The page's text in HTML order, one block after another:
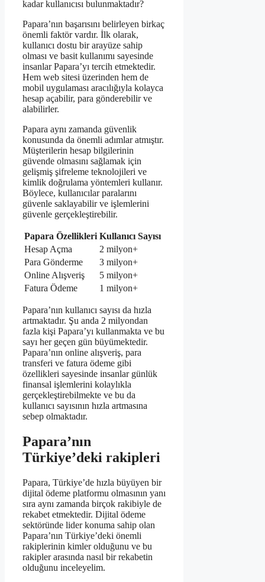
kadar kullanıcısı bulunmaktadır?
Papara’nın başarısını belirleyen birkaç
önemli faktör vardır. İlk olarak,
kullanıcı dostu bir arayüze sahip
olması ve basit kullanımı sayesinde
insanlar Papara’yı tercih etmektedir.
Hem web sitesi üzerinden hem de
mobil uygulaması aracılığıyla kolayca
hesap açabilir, para gönderebilir ve
alabilirler.
Papara aynı zamanda güvenlik
konusunda da önemli adımlar atmıştır.
Müşterilerin hesap bilgilerinin
güvende olmasını sağlamak için
gelişmiş şifreleme teknolojileri ve
kimlik doğrulama yöntemleri kullanır.
Böylece, kullanıcılar paralarını
güvenle saklayabilir ve işlemlerini
güvenle gerçekleştirebilir.
Papara Özellikleri Kullanıcı Sayısı
Hesap Açma
2 milyon+
Para Gönderme
3 milyon+
Online Alışveriş
5 milyon+
Fatura Ödeme
1 milyon+
Papara’nın kullanıcı sayısı da hızla
artmaktadır. Şu anda 2 milyondan
fazla kişi Papara’yı kullanmakta ve bu
sayı her geçen gün büyümektedir.
Papara’nın online alışveriş, para
transferi ve fatura ödeme gibi
özellikleri sayesinde insanlar günlük
finansal işlemlerini kolaylıkla
gerçekleştirebilmekte ve bu da
kullanıcı sayısının hızla artmasına
sebep olmaktadır.
Papara’nın
Türkiye’deki rakipleri
Papara, Türkiye’de hızla büyüyen bir
dijital ödeme platformu olmasının yanı
sıra aynı zamanda birçok rakibiyle de
rekabet etmektedir. Dijital ödeme
sektöründe lider konuma sahip olan
Papara’nın Türkiye’deki önemli
rakiplerinin kimler olduğunu ve bu
rakipler arasında nasıl bir rekabetin
olduğunu inceleyelim.